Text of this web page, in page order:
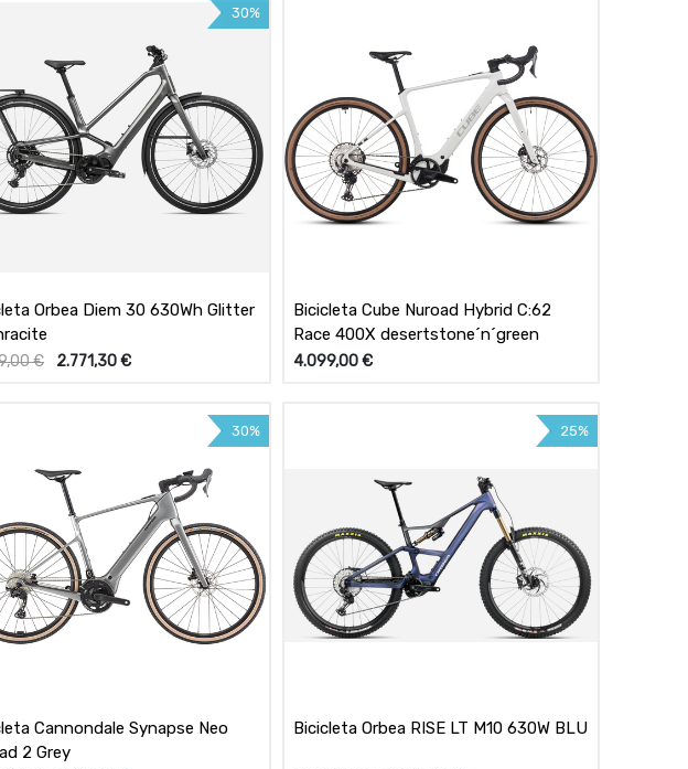
30%
Orbea Diem 30 630Wh Glitter
€ 2.771,30€
Bicicleta Cube Nuroad Hybrid C:62
Race 400X desertstone´n´green
4.099,00€
30%
Cannondale Synapse Neo
2 Grey
25%
Bicicleta Orbea RISE LT M10 630W BLU